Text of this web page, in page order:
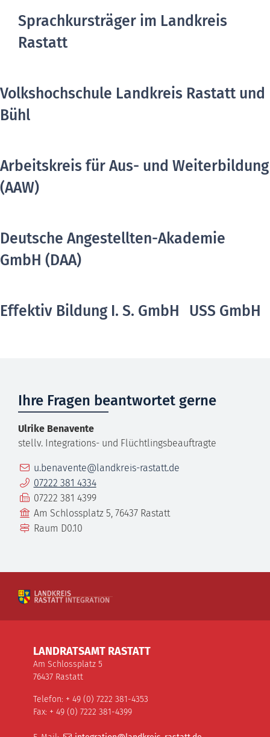
Sprachkursträger im Landkreis
Rastatt
Volkshochschule Landkreis Rastatt und
Bühl
Arbeitskreis für Aus- und Weiterbildung
(AAW)
Deutsche Angestellten-Akademie
GmbH (DAA)
Effektiv Bildung I. S. GmbH USS GmbH
Ihre Fragen beantwortet gerne
Ulrike Benavente
stellv. Integrations- und Flüchtlingsbeauftragte
E-Mailu.benavente@landkreis-rastatt.de
Telefon07222 381 4334
Fax 07222 381 4399
Gebäude
Am Schlossplatz 5, 76437 Rastatt
Raum D0.10
LANDRATSAMT RASTATT
Am Schlossplatz 5
76437 Rastatt
Telefon: + 49 (0) 7222 381-4353
Fax: + 49 (0) 7222 381-4399